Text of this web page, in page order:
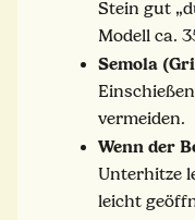
Stein gut
Modell ca.
Semola
vermeiden.
Wenn der
Unterhitze
leicht